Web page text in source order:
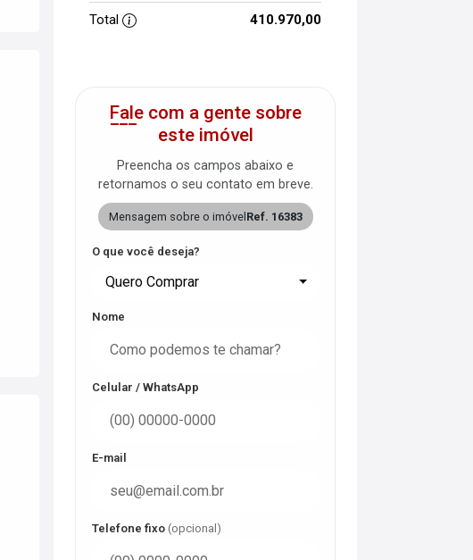
Total 410.970,00
Fale com a gente sobre
este imóvel
Preencha os campos abaixo e
retornamos o seu contato em breve.
Mensagem sobre o imóvel Ref. 16383
O que você deseja?
Quero Comprar
Nome
Celular / WhatsApp
E-mail
Telefone fixo (opcional)